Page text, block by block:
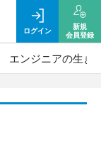
ログイン
新規
会員登録
エンジニアの生き